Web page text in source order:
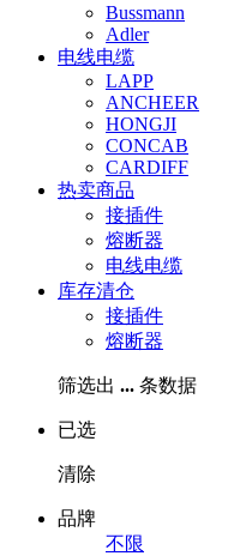
Bussmann
Adler
电线电缆
LAPP
ANCHEER
HONGJI
CONCAB
CARDIFF
热卖商品
接插件
熔断器
电线电缆
库存清仓
接插件
熔断器
筛选出 ... 条数据
已选
清除
品牌
不限